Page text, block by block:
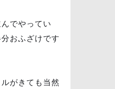
でやってい
おふざけです
がきても当然